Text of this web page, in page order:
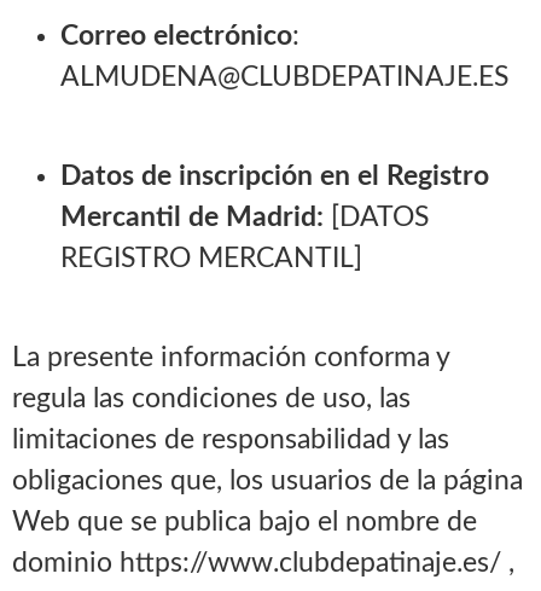
Correo electrónico:
ALMUDENA@CLUBDEPATINAJE.ES
Datos de inscripción en el Registro
Mercantil de Madrid:
[DATOS
REGISTRO MERCANTIL]
La presente información conforma y
regula las condiciones de uso, las
limitaciones de responsabilidad y las
obligaciones que, los usuarios de la página
Web que se publica bajo el nombre de
dominio https://www.clubdepatinaje.es/ ,